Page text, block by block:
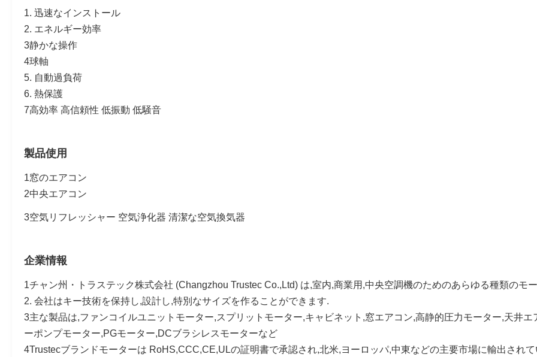
1. 迅速なインストール
2. エネルギー効率
3静かな操作
4球軸
5. 自動過負荷
6. 熱保護
7高効率 高信頼性 低振動 低騒音
製品使用
1窓のエアコン
2中央エアコン
3空気リフレッシャー 空気浄化器 清潔な空気換気器
企業情報
1チャン州・トラステック株式会社 (Changzhou Trustec Co.,Ltd) は,室内,商業用,中央空調機のためのあらゆる種類のモ
2. 会社はキー技術を保持し,設計し,特別なサイズを作ることができます.
3主な製品は,ファンコイルユニットモーター,スプリットモーター,キャビネット,窓エアコン,高静的圧力モーター,天井
ーポンプモーター,PGモーター,DCブラシレスモーターなど
4Trustecブランドモーターは RoHS,CCC,CE,ULの証明書で承認され,北米,ヨーロッパ,中東などの主要市場に輸出され